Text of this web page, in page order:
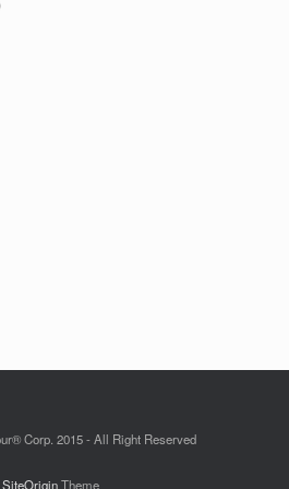
Corp. 2015 - All Right Reserved
SiteOriginTheme